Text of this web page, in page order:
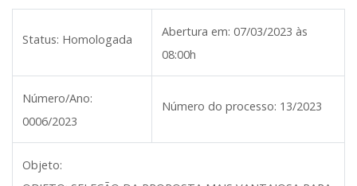
Status: Homologada
Abertura em: 07/03/2023 às
08:00h
Número/Ano:
0006/2023
Número do processo: 13/2023
Objeto: